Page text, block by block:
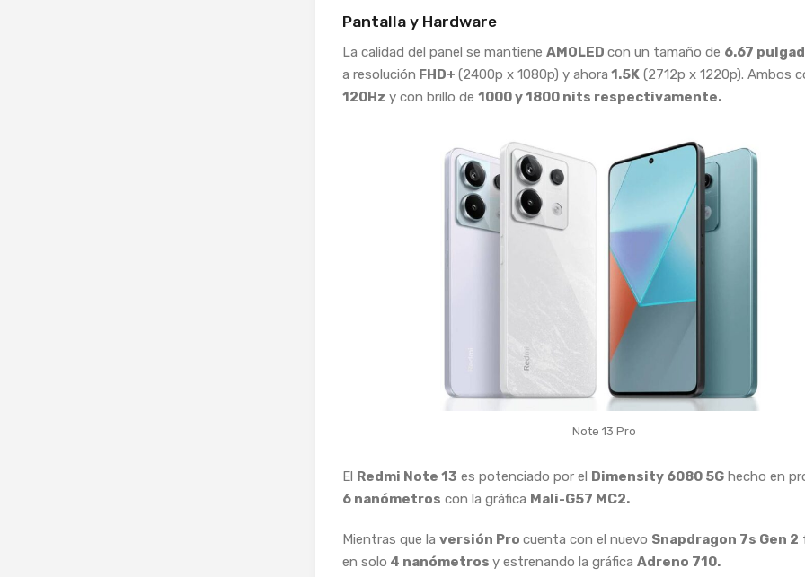
Pantalla y Hardware
La calidad del panel se mantiene AMOLED con un tamaño de 6.67
a resolución FHD+ (2400p x 1080p) y ahora 1.5K (2712p x 1220p). Ambos
120Hz y con brillo de 1000 y 1800 nits respectivamente.
Note 13 Pro
El Redmi Note 13 es potenciado por el Dimensity 6080 5G hecho en
6 nanómetros con la gráfica Mali-G57 MC2.
Mientras que la versión Pro cuenta con el nuevo Snapdragon 7s Gen 2
en solo 4 nanómetros y estrenando la gráfica Adreno 710.